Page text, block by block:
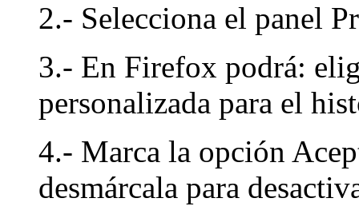
2.- Selecciona el panel
3.- En Firefox podrá:
personalizada para el
4.- Marca la opción
desmárcala para